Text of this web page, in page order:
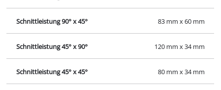
Schnittleistung 90° x 45° 83 mm x 60 mm
Schnittleistung 45° x 90° 120 mm x 34 mm
Schnittleistung 45° x 45° 80 mm x 34 mm